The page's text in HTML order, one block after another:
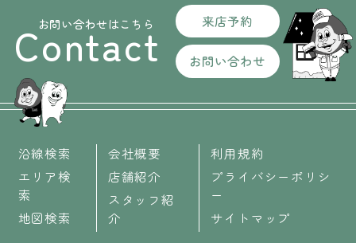
お問い合わせはこちら
Contact 来店予約
お問い合わせ
沿線検索
エリア検
索
地図検索
会社概要
店舗紹介
スタッフ紹
介
利用規約
プライバシーポリシ
ー
サイトマップ